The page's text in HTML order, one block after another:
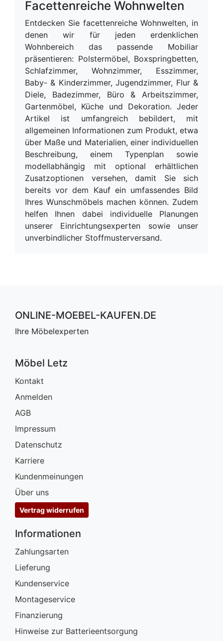
Facettenreiche Wohnwelten
Entdecken Sie facettenreiche Wohnwelten, in
denen wir für jeden erdenklichen
Wohnbereich das passende Mobiliar
präsentieren: Polstermöbel, Boxspringbetten,
Schlafzimmer, Wohnzimmer, Esszimmer,
Baby- & Kinderzimmer, Jugendzimmer, Flur &
Diele, Badezimmer, Büro & Arbeitszimmer,
Gartenmöbel, Küche und Dekoration. Jeder
Artikel ist umfangreich bebildert, mit
allgemeinen Informationen zum Produkt, etwa
über Maße und Materialien, einer individuellen
Beschreibung, einem Typenplan sowie
modellabhängig mit optional erhältlichen
Zusatzoptionen versehen, damit Sie sich
bereits vor dem Kauf ein umfassendes Bild
Ihres Wunschmöbels machen können. Zudem
helfen Ihnen dabei individuelle Planungen
unserer Einrichtungsexperten sowie unser
unverbindlicher Stoffmusterversand.
ONLINE-MOEBEL-KAUFEN.DE
Ihre Möbelexperten
Möbel Letz
Kontakt
Anmelden
AGB
Impressum
Datenschutz
Karriere
Kundenmeinungen
Über uns
Vertrag widerrufen
Informationen
Zahlungsarten
Lieferung
Kundenservice
Montageservice
Finanzierung
Hinweise zur Batterieentsorgung